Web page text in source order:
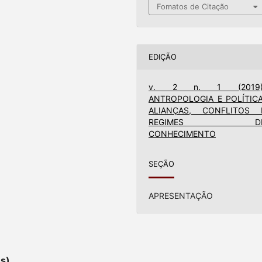
Fomatos de Citação
EDIÇÃO
v. 2 n. 1
ANTROPOLOGIA E
ALIANÇAS, CONFLITOS
REGIMES
CONHECIMENTO
SEÇÃO
APRESENTAÇÃO